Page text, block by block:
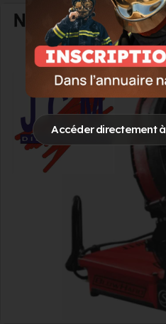
Accéder directement à